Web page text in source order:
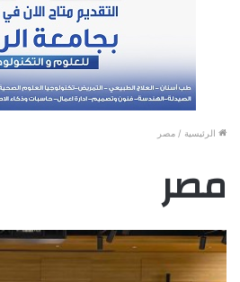
الرئيسية / مصر
مصر